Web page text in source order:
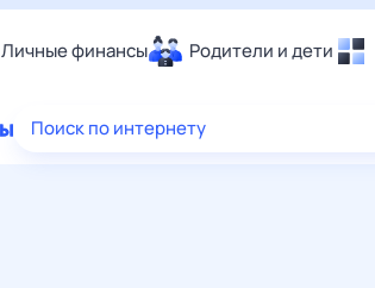
Личные финансы Родители и дети
Еда
Поиск по интернету